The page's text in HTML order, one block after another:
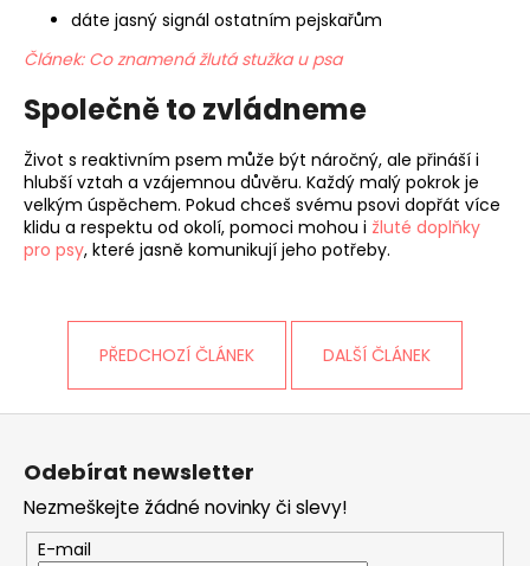
dáte jasný signál ostatním pejskařům
Článek: Co znamená žlutá stužka u psa
Společně to zvládneme
Život s reaktivním psem může být náročný, ale přináší i
hlubší vztah a vzájemnou důvěru. Každý malý pokrok je
velkým úspěchem. Pokud chceš svému psovi dopřát více
klidu a respektu od okolí, pomoci mohou i žluté doplňky
pro psy, které jasně komunikují jeho potřeby.
PŘEDCHOZÍ ČLÁNEK DALŠÍ ČLÁNEK
Z
Odebírat newsletter
Nezmeškejte žádné novinky či slevy!
E-mail